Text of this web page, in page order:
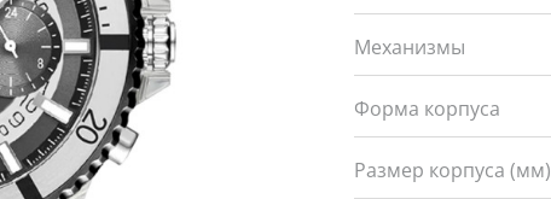
Механизмы
Форма корпуса
Размер корпуса (мм)